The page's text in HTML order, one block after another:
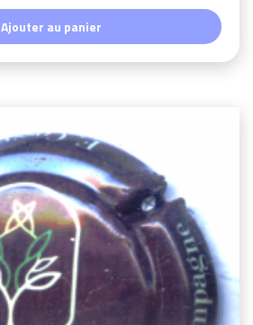
Ajouter au panier